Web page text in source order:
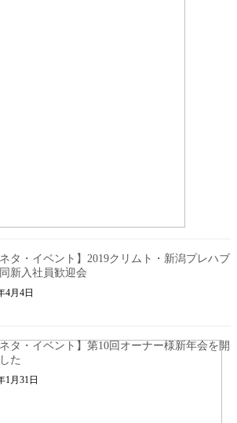
ネタ・イベント】2019クリムト・新潟プレハブ
新入社員歓迎会
4月4日
ネタ・イベント】第10回オーナー様新年会を開
た
1月31日